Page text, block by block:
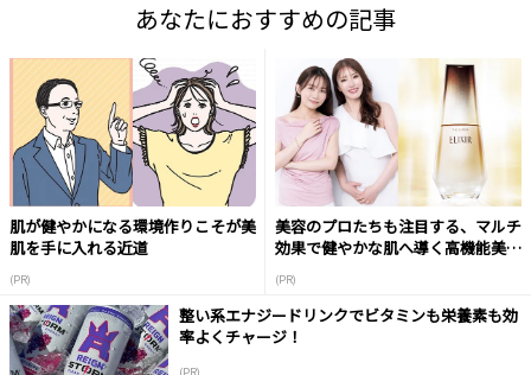
あなたにおすすめの記事
肌が健やかになる環境作りこそが美
肌を手に入れる近道
(PR)
美容のプロたちも注目する、マルチ
効果で健やかな肌へ導く高機能美容
(PR)
整い系エナジードリンクでビタミンも栄養素も効
率よくチャージ！